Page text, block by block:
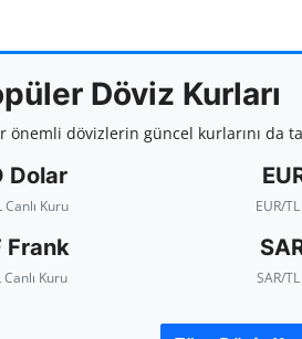
Döviz Kurları
önemli dövizlerin güncel kurlarını da
Dolar
Canlı Kuru EUR/
Frank
Canlı Kuru SAR/